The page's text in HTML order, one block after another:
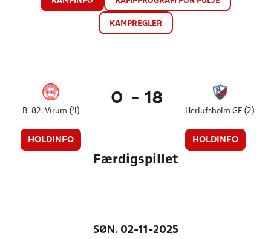
KAMPREGLER
B. 82, Virum (4)
HOLDINFO
0 - 18
Herlufsholm GF (2)
HOLDINFO
Færdigspillet
SØN. 02-11-2025